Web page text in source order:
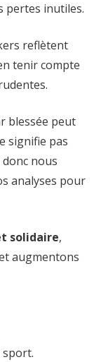
pertes inutiles.
reflètent
tenir compte
blessée peut
signifie pas
nous
analyses pour
solidaire,
augmentons
sport.